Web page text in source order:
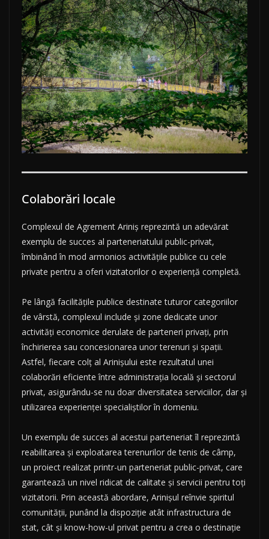
Colaborări locale
Complexul de Agrement Ariniș reprezintă un adevărat
exemplu de succes al parteneriatului public-privat,
îmbinând în mod armonios activitățile publice cu cele
private pentru a oferi vizitatorilor o experiență completă.
Pe lângă facilitățile publice destinate tuturor categoriilor
de vârstă, complexul include și zone dedicate unor
activități economice derulate de parteneri privați, prin
închirierea sau concesionarea unor terenuri și spații.
Astfel, fiecare colț al Arinișului este rezultatul unei
colaborări eficiente între administrația locală și sectorul
privat, asigurându-se nu doar diversitatea serviciilor, dar și
utilizarea experienței specialiștilor în domeniu.
Un exemplu de succes al acestui parteneriat îl reprezintă
reabilitarea și exploatarea terenurilor de tenis de câmp,
un proiect realizat printr-un parteneriat public-privat, care
garantează un nivel ridicat de calitate și servicii pentru toți
vizitatorii. Prin această abordare, Arinișul reînvie spiritul
comunității, punând la dispoziție atât infrastructura de
stat, cât și know-how-ul privat pentru a crea o destinație